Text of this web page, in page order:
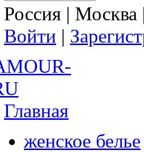
Россия |
Войти |
Главная
женское белье